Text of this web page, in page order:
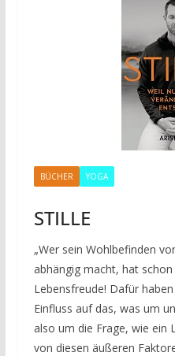
BÜCHER YOGA
STILLE
„Wer sein Wohlbefinden
abhängig macht, hat
Lebensfreude! Dafür
Einfluss auf das, was um
also um die Frage, wie ein
von diesen äußeren